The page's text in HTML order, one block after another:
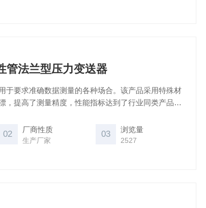
管法兰型压力变送器
于要求准确数据测量的各种场合。该产品采用特殊材
，提高了测量精度，性能指标达到了行业同类产品水
02 厂商性质
生产厂家
03 浏览量
2527